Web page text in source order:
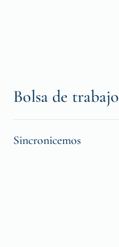
Bolsa de trabajo
Sincronicemos